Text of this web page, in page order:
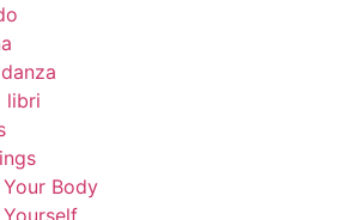
libri
Body